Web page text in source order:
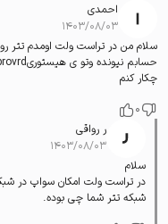
احمدی
۱۴۰۳/۰۸/۰۳
سلام من در تراست ولت اومدم تتر
چکار کنم
0
ر رواقی
۱۴۰۳/۰۸/۰۳
سلام
شبکه تتر شما چی بوده.